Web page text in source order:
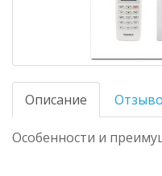
Описание
Особенности и